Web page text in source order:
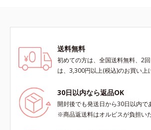
送料無料
初めての方は、全国送料無料、2
は、3,300円以上(税込)のお買い上
30日以内なら返品OK
開封後でも発送日から30日以内で
※商品返送料はオルビスが負担い